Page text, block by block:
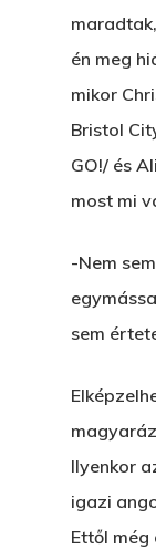
én meg
mikor
Bristol
GO!/ és
most mi
-Nem
sem
Ilyenkor
igazi
Ettől